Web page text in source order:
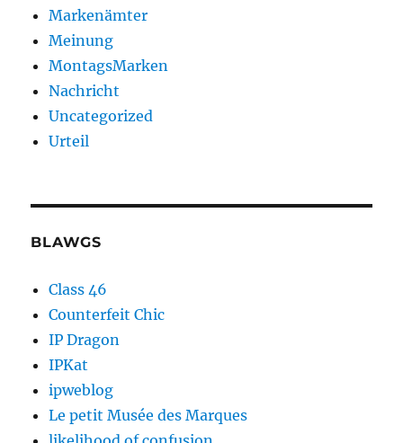
Markenämter
Meinung
MontagsMarken
Nachricht
Uncategorized
Urteil
BLAWGS
Class 46
Counterfeit Chic
IP Dragon
IPKat
ipweblog
Le petit Musée des Marques